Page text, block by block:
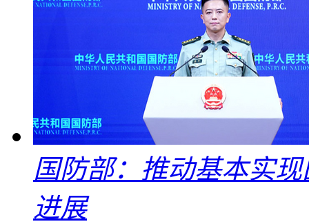
国防部：推动基本实
进展